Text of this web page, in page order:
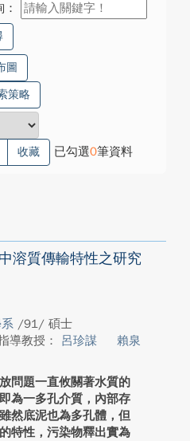
圖
策略
收藏 已勾選0筆資料
溶質傳輸特性之研究
/91/ 碩士
導教授： 呂珍謀
賴泉
問題一直攸關著水質的
為一多孔介質，內部存
然底泥也為多孔體，但
特性，污染物釋出實為